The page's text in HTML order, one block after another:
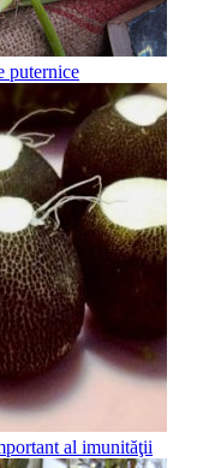
puternice
al imunităţii